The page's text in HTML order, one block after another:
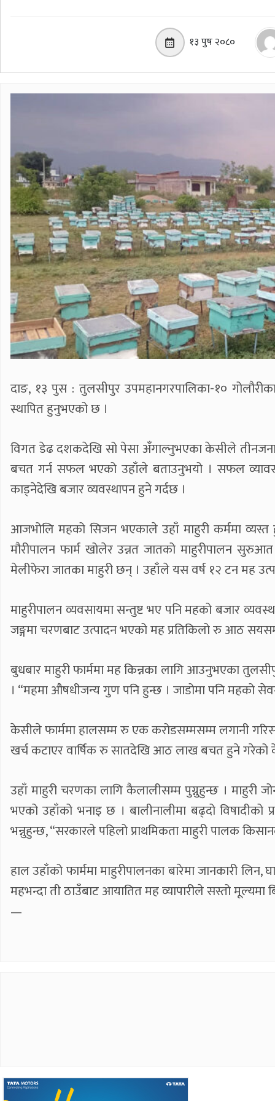
१३ पुष २०८०
दाङ, १३ पुस : तुलसीपुर उपमहानगरपालिका-१०
स्थापित हुनुभएको छ ।
विगत डेढ दशकदेखि सो पेसा अँगाल्नुभएका केसीले
बचत गर्न सफल भएको उहाँले बताउनुभयो । सफल
काड्नेदेखि बजार व्यवस्थापन हुने गर्दछ ।
आजभोलि महको सिजन भएकाले उहाँ माहुरी कर्ममा व्यस्त
मौरीपालन फार्म खोलेर उन्नत जातको माहुरीपालन
मेलीफेरा जातका माहुरी छन् । उहाँले यस वर्ष १२ टन मह
माहुरीपालन व्यवसायमा सन्तुष्ट भए पनि महको बजार
जङ्गमा चरणबाट उत्पादन भएको मह प्रतिकिलो रु आठ
बुधबार माहुरी फार्ममा मह किन्नका लागि आउनुभएका
। “महमा औषधीजन्य गुण पनि हुन्छ । जाडोमा पनि महको सेवन
केसीले फार्ममा हालसम्म रु एक करोडसम्मसम्म लगानी
खर्च कटाएर वार्षिक रु सातदेखि आठ लाख बचत हुने गरेको
उहाँ माहुरी चरणका लागि कैलालीसम्म पुग्नुहुन्छ । माहुरी
भएको उहाँको भनाइ छ । बालीनालीमा बढ्दो
भन्नुहुन्छ, “सरकारले पहिलो प्राथमिकता माहुरी पालक
हाल उहाँको फार्ममा माहुरीपालनका बारेमा जानकारी
महभन्दा ती ठाउँबाट आयातित मह व्यापारीले सस्तो
—